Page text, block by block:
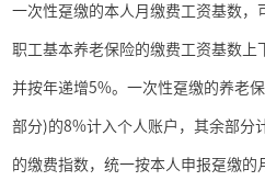
一次性趸缴的本人月缴费工资基数，
职工基本养老保险的缴费工资基数上
并按年递增5%。一次性趸缴的养老
部分)的8%计入个人账户，其余部分
的缴费指数，统一按本人申报趸缴的